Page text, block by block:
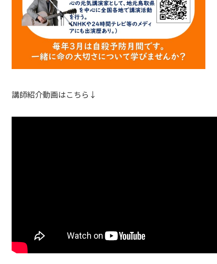
講師紹介動画はこちら↓